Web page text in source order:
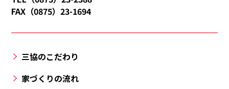
度
津
町・
豊
市・
FAX（0875）23-1694
三協のこだわり
家づくりの流れ